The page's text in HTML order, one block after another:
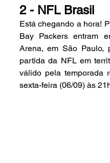
2 - NFL Brasil
Está chegando a hora!
Bay Packers entram
Arena, em São Paulo,
partida da NFL em
válido pela temporada
sexta-feira (06/09) às